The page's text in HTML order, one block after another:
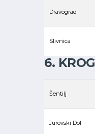
Dravograd
Slivnica
6. KROG
Šentilj
Jurovski Dol